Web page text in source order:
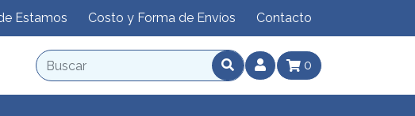
Estamos Costo y Forma de Envíos Contacto
0